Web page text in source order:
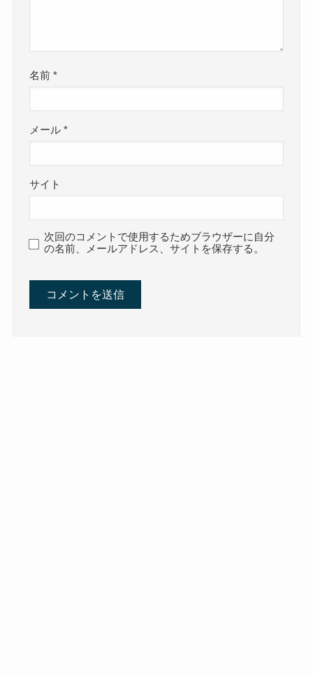
名前*
メール*
サイト
次回のコメントで使用するためブラウザーに自分
の名前、メールアドレス、サイトを保存する。